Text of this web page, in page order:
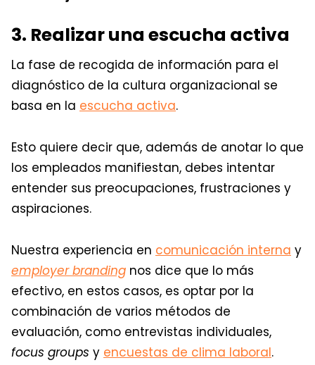
3. Realizar una escucha activa
La fase de recogida de información para el
diagnóstico de la cultura organizacional se
basa en la escucha activa.
Esto quiere decir que, además de anotar lo que
los empleados manifiestan, debes intentar
entender sus preocupaciones, frustraciones y
aspiraciones.
Nuestra experiencia en comunicación interna y
employer branding nos dice que lo más
efectivo, en estos casos, es optar por la
combinación de varios métodos de
evaluación, como entrevistas individuales,
focus groups y encuestas de clima laboral.